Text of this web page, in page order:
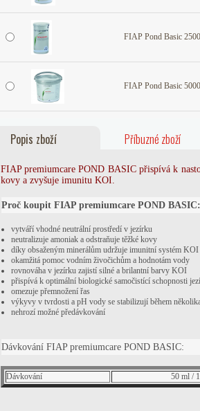
FIAP Pond Basic
FIAP Pond Basic
Popis zboží Příbuzné zboží
FIAP premiumcare POND BASIC přispívá k
kovy a zvyšuje imunitu KOI.
Proč koupit FIAP premiumcare POND BASIC:
vytváří vhodné neutrální prostředí v jezírku
neutralizuje amoniak a odstraňuje těžké kovy
díky obsaženým minerálům udržuje imunitní systém
okamžitá pomoc vodním živočichům a hodnotám vody
rovnováha v jezírku zajistí silné a brilantní barvy KOI
přispívá k optimální biologické samočistící schopnosti
omezuje přemnožení řas
výkyvy v tvrdosti a pH vody se stabilizují během
nehrozí možné předávkování
Dávkování FIAP premiumcare POND BASIC:
Dávkování 50 ml /